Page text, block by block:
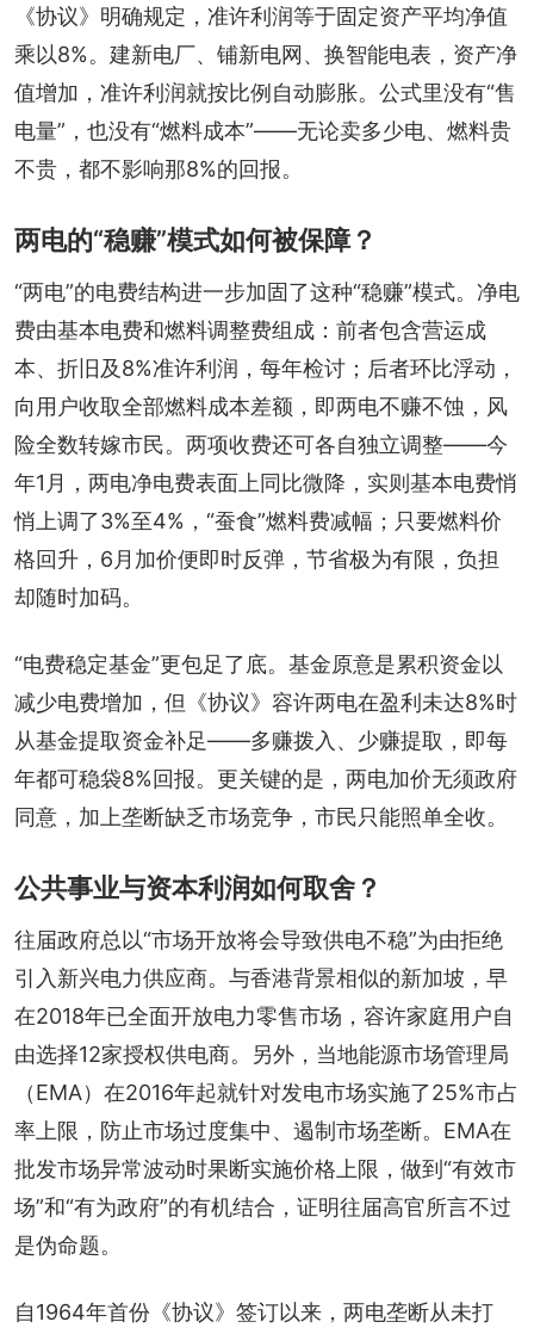
《协议》明确规定，准许利润等于固定资产平均净值
乘以8%。建新电厂、铺新电网、换智能电表，资产净
值增加，准许利润就按比例自动膨胀。公式里没有“售
电量”，也没有“燃料成本”——无论卖多少电、燃料贵
不贵，都不影响那8%的回报。
两电的“稳赚”模式如何被保障？
“两电”的电费结构进一步加固了这种“稳赚”模式。净电
费由基本电费和燃料调整费组成：前者包含营运成
本、折旧及8%准许利润，每年检讨；后者环比浮动，
向用户收取全部燃料成本差额，即两电不赚不蚀，风
险全数转嫁市民。两项收费还可各自独立调整——今
年1月，两电净电费表面上同比微降，实则基本电费悄
悄上调了3%至4%，“蚕食”燃料费减幅；只要燃料价
格回升，6月加价便即时反弹，节省极为有限，负担
却随时加码。
“电费稳定基金”更包足了底。基金原意是累积资金以
减少电费增加，但《协议》容许两电在盈利未达8%时
从基金提取资金补足——多赚拨入、少赚提取，即每
年都可稳袋8%回报。更关键的是，两电加价无须政府
同意，加上垄断缺乏市场竞争，市民只能照单全收。
公共事业与资本利润如何取舍？
往届政府总以“市场开放将会导致供电不稳”为由拒绝
引入新兴电力供应商。与香港背景相似的新加坡，早
在2018年已全面开放电力零售市场，容许家庭用户自
由选择12家授权供电商。另外，当地能源市场管理局
（EMA）在2016年起就针对发电市场实施了25%市占
率上限，防止市场过度集中、遏制市场垄断。EMA在
批发市场异常波动时果断实施价格上限，做到“有效市
场”和“有为政府”的有机结合，证明往届高官所言不过
是伪命题。
自1964年首份《协议》签订以来，两电垄断从未打